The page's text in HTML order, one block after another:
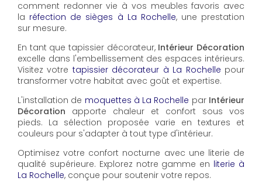
comment redonner vie à vos meubles favoris avec
la réfection de sièges à La Rochelle, une prestation
sur mesure.
En tant que tapissier décorateur, Intérieur Décoration
excelle dans l'embellissement des espaces intérieurs.
Visitez votre tapissier décorateur à La Rochelle pour
transformer votre habitat avec goût et expertise.
L'installation de moquettes à La Rochelle par Intérieur
Décoration apporte chaleur et confort sous vos
pieds. La sélection proposée varie en textures et
couleurs pour s'adapter à tout type d'intérieur.
Optimisez votre confort nocturne avec une literie de
qualité supérieure. Explorez notre gamme en literie à
La Rochelle, conçue pour soutenir votre repos.